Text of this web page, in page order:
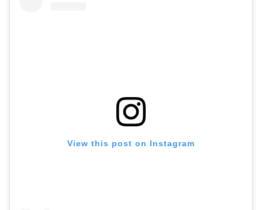
View this post on Instagram